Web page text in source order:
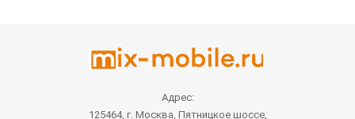
Адрес:
125464, г. Москва, Пятницкое шоссе,